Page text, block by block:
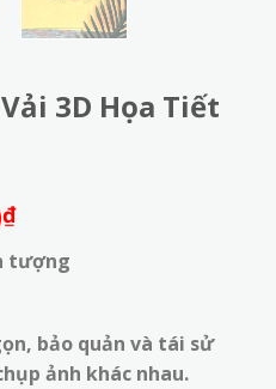
3D Họa Tiết
₫Khoảng
từ
đến
320,000₫
tượng
bảo quản và tái sử
ảnh khác nhau.